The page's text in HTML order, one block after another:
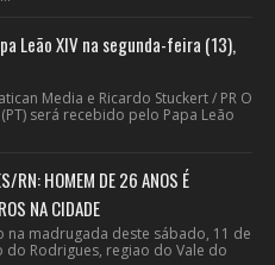
Leão XIV na segunda-feira (13),
Media e Ricardo Stuckert / PR O
será recebido pelo Papa Leão
RN: HOMEM DE 26 ANOS É
NA CIDADE
na madrugada deste sábado, 11 de
Rodrigues, regiao do Vale do